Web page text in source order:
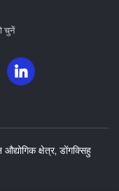
चुनें
क्षेत्र, डोंगक्सिहु